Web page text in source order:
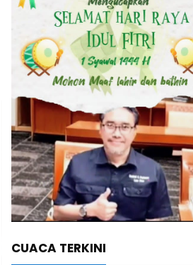
CUACA TERKINI